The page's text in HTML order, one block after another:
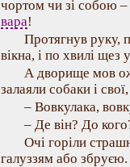
чортом чи зі собою –
вара!
Протягнув руку,
вікна, і по хвилі щез
А дворище мов
залаяли собаки і
– Вовкулака,
– Де він? До
Очі горіли
галуззям або збруєю.